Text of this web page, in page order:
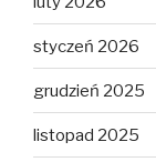
styczeń 2026
grudzień 2025
listopad 2025